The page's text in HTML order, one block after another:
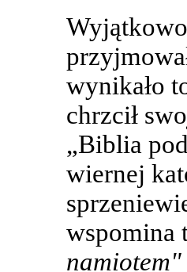
wynikało
chrzcił
„Biblia
wiernej
wspomina
namiotem"